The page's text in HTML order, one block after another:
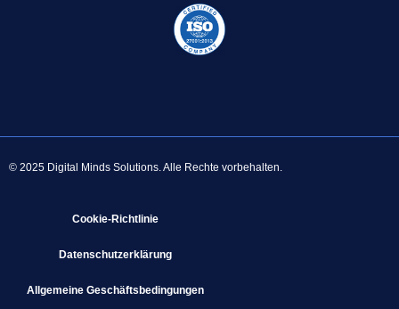
© 2025 Digital Minds Solutions. Alle Rechte vorbehalten.
Cookie-Richtlinie
Datenschutzerklärung
Allgemeine Geschäftsbedingungen